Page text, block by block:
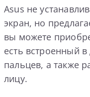
Asus не
экран, но
вы можете
есть встроенный
пальцев, а также
лицу.